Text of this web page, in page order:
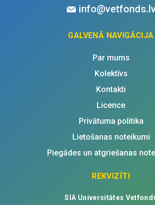
GALVENĀ NAVIGĀCIJA
Par mums
Kolektīvs
Kontakti
Licence
Privātuma politika
Lietošanas noteikumi
Piegādes un atgriešanas
REKVIZĪTI
SIA Universitātes